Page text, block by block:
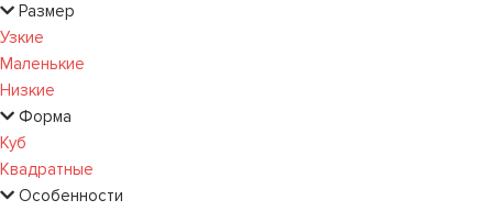
Размер
Узкие
Маленькие
Низкие
Форма
Куб
Квадратные
Особенности